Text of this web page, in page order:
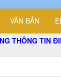
VĂN BẢN
TIN ĐIỆN